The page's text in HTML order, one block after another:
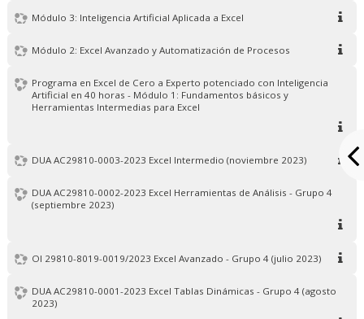
Módulo 3: Inteligencia Artificial Aplicada a Excel
Módulo 2: Excel Avanzado y Automatización de Procesos
Programa en Excel de Cero a Experto potenciado con Inteligencia
Artificial en 40 horas - Módulo 1: Fundamentos básicos y
Herramientas Intermedias para Excel
DUA AC29810-0003-2023 Excel Intermedio (noviembre 2023)
DUA AC29810-0002-2023 Excel Herramientas de Análisis - Grupo 4
(septiembre 2023)
OI 29810-8019-0019/2023 Excel Avanzado - Grupo 4 (julio 2023)
DUA AC29810-0001-2023 Excel Tablas Dinámicas - Grupo 4 (agosto
2023)